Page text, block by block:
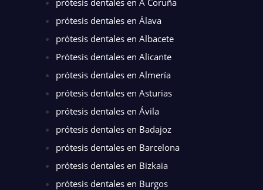
prótesis dentales en A Coruña
prótesis dentales en Álava
prótesis dentales en Albacete
Prótesis dentales en Alicante
prótesis dentales en Almería
prótesis dentales en Asturias
prótesis dentales en Ávila
prótesis dentales en Badajoz
prótesis dentales en Barcelona
prótesis dentales en Bizkaia
prótesis dentales en Burgos